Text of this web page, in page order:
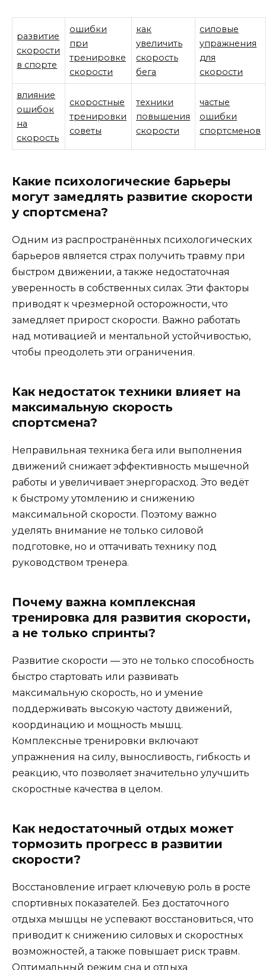
развитие
скорости
в спорте
ошибки
при
тренировке
скорости
как
увеличить
скорость
бега
силовые
упражнения
для
скорости
влияние
ошибок
на
скорость
скоростные
тренировки
советы
техники
повышения
скорости
частые
ошибки
спортсменов
Какие психологические барьеры
могут замедлять развитие скорости
у спортсмена?
Одним из распространённых психологических
барьеров является страх получить травму при
быстром движении, а также недостаточная
уверенность в собственных силах. Эти факторы
приводят к чрезмерной осторожности, что
замедляет прирост скорости. Важно работать
над мотивацией и ментальной устойчивостью,
чтобы преодолеть эти ограничения.
Как недостаток техники влияет на
максимальную скорость
спортсмена?
Неправильная техника бега или выполнения
движений снижает эффективность мышечной
работы и увеличивает энергорасход. Это ведёт
к быстрому утомлению и снижению
максимальной скорости. Поэтому важно
уделять внимание не только силовой
подготовке, но и оттачивать технику под
руководством тренера.
Почему важна комплексная
тренировка для развития скорости,
а не только спринты?
Развитие скорости — это не только способность
быстро стартовать или развивать
максимальную скорость, но и умение
поддерживать высокую частоту движений,
координацию и мощность мышц.
Комплексные тренировки включают
упражнения на силу, выносливость, гибкость и
реакцию, что позволяет значительно улучшить
скоростные качества в целом.
Как недостаточный отдых может
тормозить прогресс в развитии
скорости?
Восстановление играет ключевую роль в росте
спортивных показателей. Без достаточного
отдыха мышцы не успевают восстановиться, что
приводит к снижению силовых и скоростных
возможностей, а также повышает риск травм.
Оптимальный режим сна и отдыха